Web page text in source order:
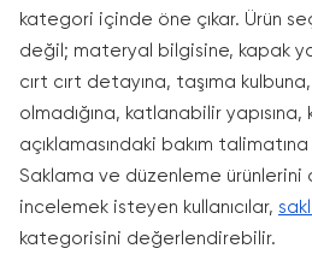
kategori içinde öne çıkar. Ürün
değil; materyal bilgisine, kapak
cırt cırt detayına, taşıma
olmadığına, katlanabilir yapısına,
açıklamasındaki bakım
Saklama ve düzenleme
incelemek isteyen kullanıcılar,
kategorisini değerlendirebilir.